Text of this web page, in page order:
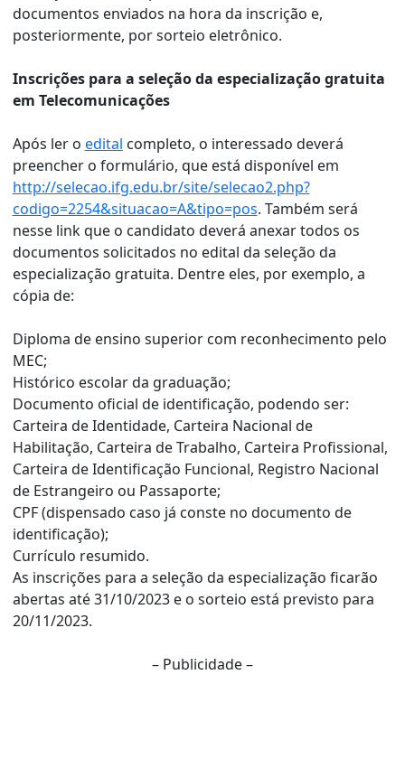
documentos enviados na hora da inscrição e,
posteriormente, por sorteio eletrônico.
Inscrições para a seleção da especialização gratuita
em Telecomunicações
Após ler o edital completo, o interessado deverá
preencher o formulário, que está disponível em
http://selecao.ifg.edu.br/site/selecao2.php?
codigo=2254&situacao=A&tipo=pos. Também será
nesse link que o candidato deverá anexar todos os
documentos solicitados no edital da seleção da
especialização gratuita. Dentre eles, por exemplo, a
cópia de:
Diploma de ensino superior com reconhecimento pelo
MEC;
Histórico escolar da graduação;
Documento oficial de identificação, podendo ser:
Carteira de Identidade, Carteira Nacional de
Habilitação, Carteira de Trabalho, Carteira Profissional,
Carteira de Identificação Funcional, Registro Nacional
de Estrangeiro ou Passaporte;
CPF (dispensado caso já conste no documento de
identificação);
Currículo resumido.
As inscrições para a seleção da especialização ficarão
abertas até 31/10/2023 e o sorteio está previsto para
20/11/2023.
– Publicidade –